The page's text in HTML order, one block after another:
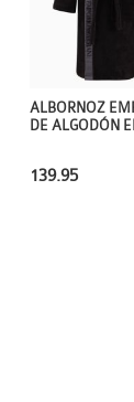
ALBORNOZ
DE ALGODÓN
139.95